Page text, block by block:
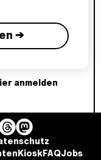
→
anmelden
M
a
KioskFAQJobs